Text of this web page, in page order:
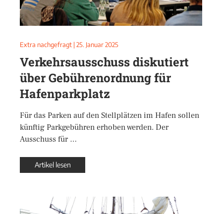
Extra nachgefragt | 25. Januar 2025
Verkehrsausschuss diskutiert
über Gebührenordnung für
Hafenparkplatz
Für das Parken auf den Stellplätzen im Hafen sollen
künftig Parkgebühren erhoben werden. Der
Ausschuss für …
Artikel lesen